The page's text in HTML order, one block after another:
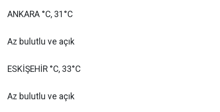
ANKARA °C, 31°C
Az bulutlu ve açık
ESKİŞEHİR °C, 33°C
Az bulutlu ve açık